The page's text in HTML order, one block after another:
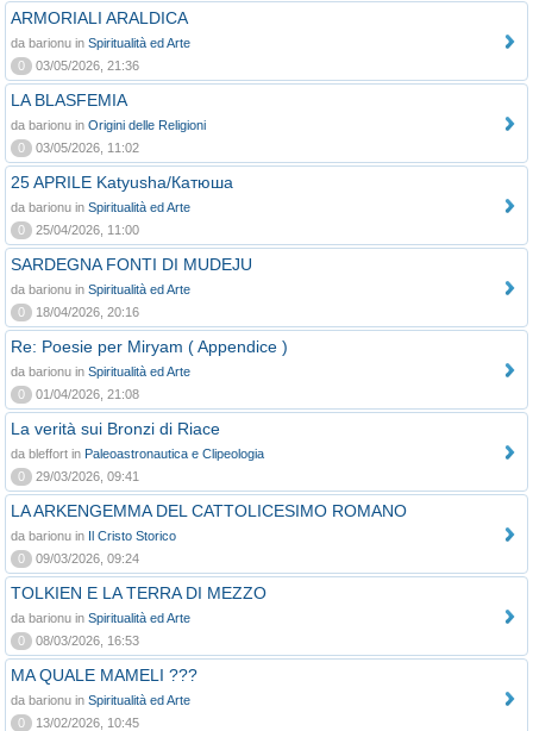
ARMORIALI ARALDICA
da barionu in Spiritualità ed Arte
0
03/05/2026, 21:36
LA BLASFEMIA
da barionu in Origini delle Religioni
0
03/05/2026, 11:02
25 APRILE Katyusha/Катюша
da barionu in Spiritualità ed Arte
0
25/04/2026, 11:00
SARDEGNA FONTI DI MUDEJU
da barionu in Spiritualità ed Arte
0
18/04/2026, 20:16
Re: Poesie per Miryam ( Appendice )
da barionu in Spiritualità ed Arte
0
01/04/2026, 21:08
La verità sui Bronzi di Riace
da bleffort in Paleoastronautica e Clipeologia
0
29/03/2026, 09:41
LA ARKENGEMMA DEL CATTOLICESIMO ROMANO
da barionu in Il Cristo Storico
0
09/03/2026, 09:24
TOLKIEN E LA TERRA DI MEZZO
da barionu in Spiritualità ed Arte
0
08/03/2026, 16:53
MA QUALE MAMELI ???
da barionu in Spiritualità ed Arte
0
13/02/2026, 10:45